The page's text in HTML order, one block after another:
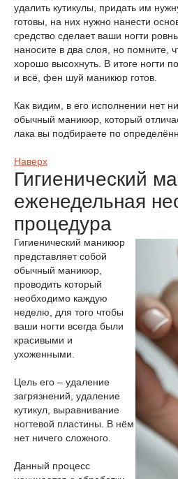
удалить кутикулы, придать им
готовы, на них нужно нанести
средство сделает ваши ногти
наносите в два слоя, но помните,
хорошо высохнуть. В итоге ногти
и всё, фен шуй маникюр готов.
Как видим, в его исполнении нет
обычный маникюр, который
лака вы подбираете по
Наверх
Гигиенический
еженедельная
процедура
Гигиенический маникюр
представляет собой
обычный маникюр,
проводить который
необходимо каждую
неделю, для того чтобы
ваши ногти всегда были
красивыми и
ухоженными.
Цель его – удаление
загрязнений, удаление
кутикул, выравнивание
ногтевой пластины. В нём
нет ничего сложного.
Данный процесс